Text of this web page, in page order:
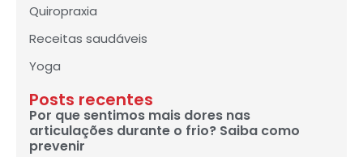
Quiropraxia
Receitas saudáveis
Yoga
Posts recentes
Por que sentimos mais dores nas
articulações durante o frio? Saiba como
prevenir